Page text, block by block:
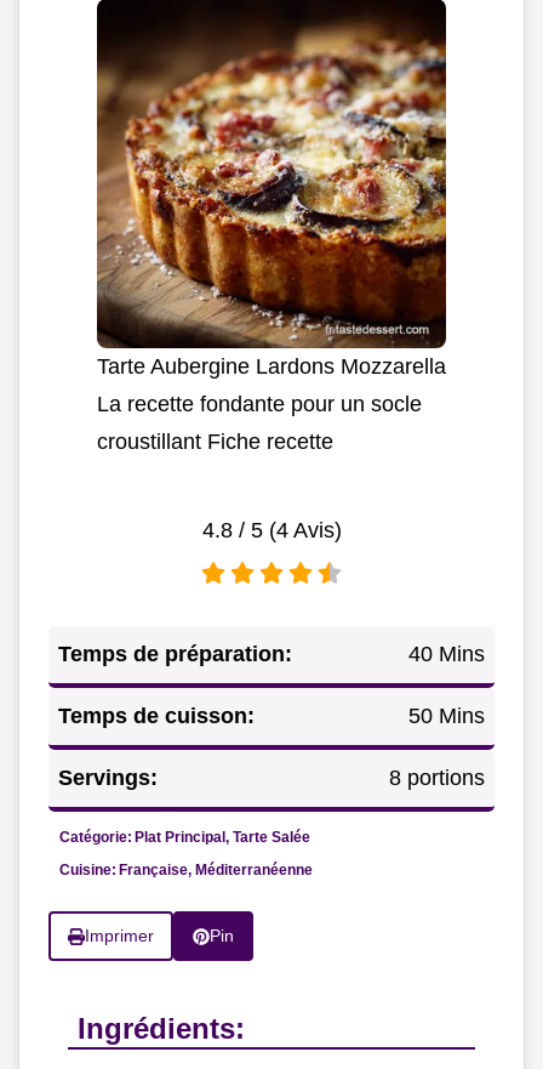
Tarte Aubergine Lardons Mozzarella
La recette fondante pour un socle
croustillant Fiche recette
4.8/ 5 (4Avis)
Temps de préparation: 40 Mins
Temps de cuisson: 50 Mins
Servings: 8 portions
Catégorie: Plat Principal, Tarte Salée
Cuisine: Française, Méditerranéenne
Imprimer Pin
Ingrédients: